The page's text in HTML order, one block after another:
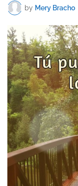
by Mery Bracho